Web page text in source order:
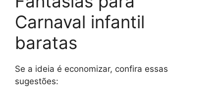
Carnaval infantil
baratas
Se a ideia é economizar, confira essas
sugestões: